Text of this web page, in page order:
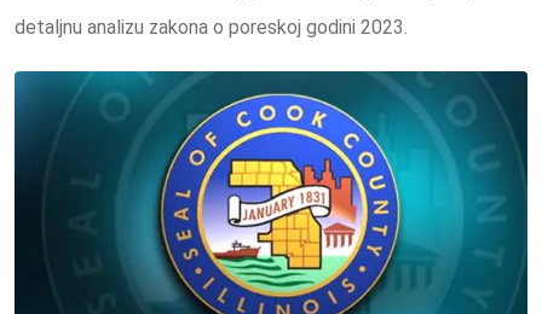
detaljnu analizu zakona o poreskoj godini 2023.